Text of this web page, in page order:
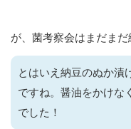
が、菌考察会はまだまだ
とはいえ納豆のぬか漬
ですね。醤油をかけな
でした！